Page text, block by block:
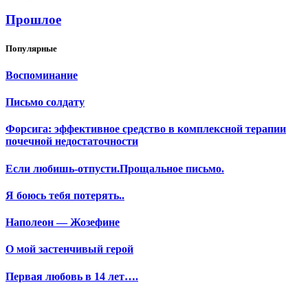
Прошлое
Популярные
Воспоминание
Письмо солдату
Форсига: эффективное средство в комплексной терапии
почечной недостаточности
Если любишь-отпусти.Прощальное письмо.
Я боюсь тебя потерять..
Наполеон — Жозефине
О мой застенчивый герой
Первая любовь в 14 лет….